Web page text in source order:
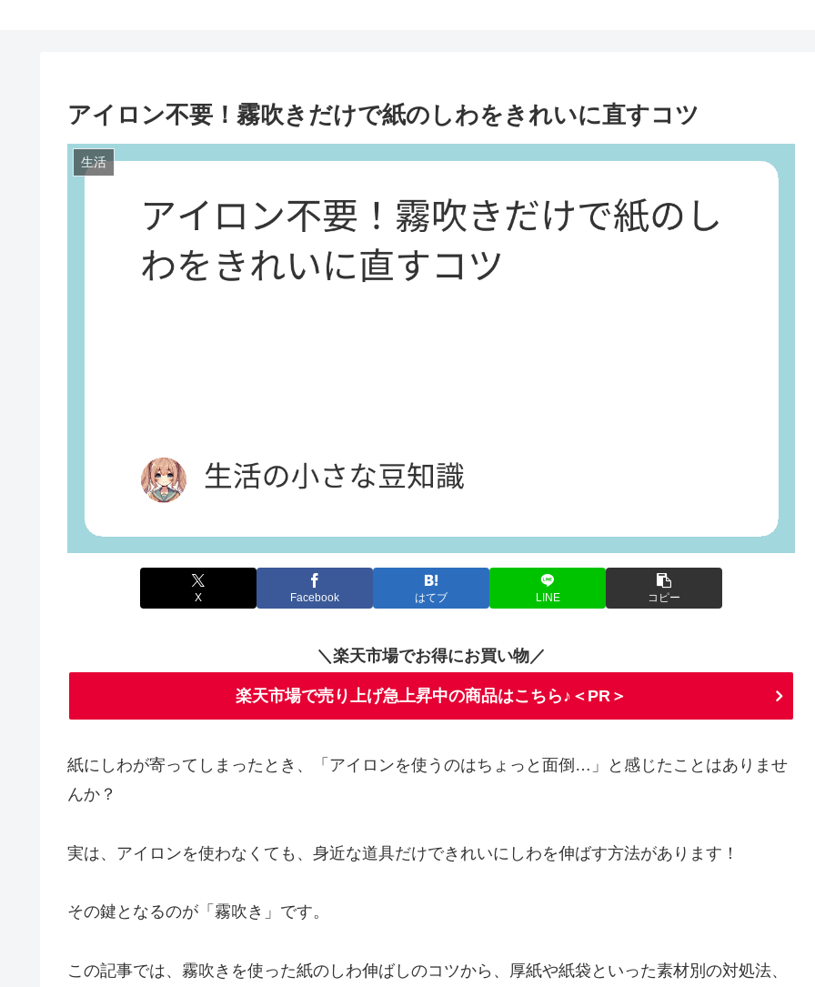
アイロン不要！霧吹きだけで紙のしわをきれいに直すコツ
生活
X Facebook はてブ LINE コピー
＼楽天市場でお得にお買い物／
楽天市場で売り上げ急上昇中の商品はこちら♪＜PR＞
紙にしわが寄ってしまったとき、「アイロンを使うのはちょっと面倒…」と感じたことはありませ
んか？
実は、アイロンを使わなくても、身近な道具だけできれいにしわを伸ばす方法があります！
その鍵となるのが「霧吹き」です。
この記事では、霧吹きを使った紙のしわ伸ばしのコツから、厚紙や紙袋といった素材別の対処法、